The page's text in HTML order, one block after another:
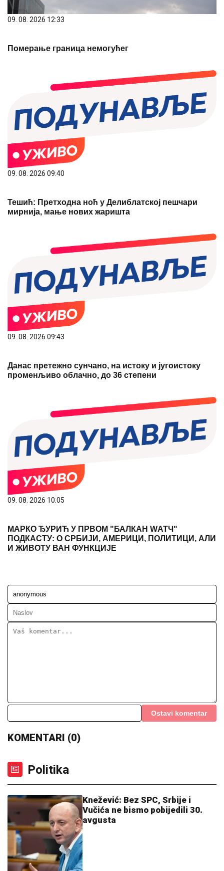
09. 08. 2026 12:33
Померање граница немогућег
09. 08. 2026 09:40
Тешић: Претходна ноћ у Делиблатској пешчари
мирнија, мање нових жаришта
09. 08. 2026 09:43
Данас претежно сунчано, на истоку и југоистоку
променљиво облачно, до 36 степени
09. 08. 2026 10:05
МАРКО ЂУРИЋ У ПРВОМ "БАЛКАН WАТЧ"
ПОДКАСТУ: О СРБИЈИ, АМЕРИЦИ, ПОЛИТИЦИ, АЛИ
И ЖИВОТУ ВАН ФУНКЦИЈЕ
Ostavi komentar
KOMENTARI (0)
Politika
Knežević: Bez SPC, Srbije i
Vučića ne bismo pobijedili 30.
avgusta